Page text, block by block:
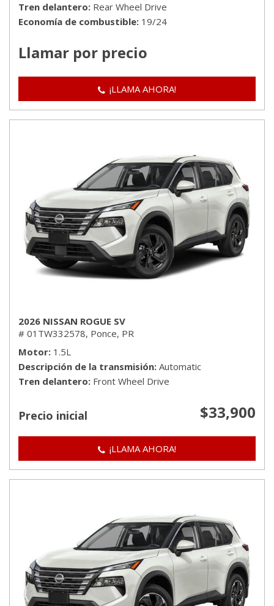
Tren delantero Rear Wheel Drive
Economía de combustible 19/24
Llamar por precio
¡LLAMA AHORA!
2026 NISSAN ROGUE SV
# 01TW332578, Ponce, PR
Motor 1.5L
Descripción de la transmisión Automatic
Tren delantero Front Wheel Drive
Precio inicial $33,900
¡LLAMA AHORA!